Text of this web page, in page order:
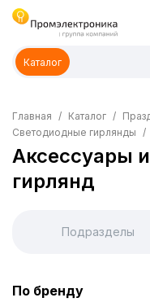
Каталог
Главная Каталог
Светодиодные гирлянды
Аксессуары
гирлянд
Подразделы
По бренду